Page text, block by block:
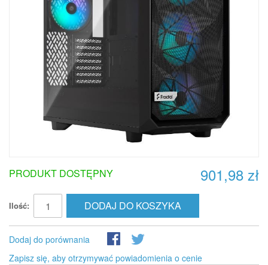
901,98 zł
PRODUKT DOSTĘPNY
Ilość: DODAJ DO KOSZYKA
Dodaj do porównania
Zapisz się, aby otrzymywać powiadomienia o cenie